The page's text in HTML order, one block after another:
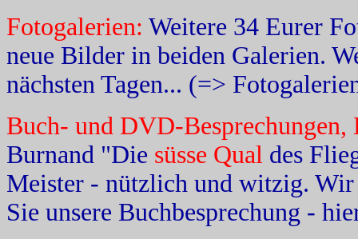
Fotogalerien: Weitere 34 Eurer
neue Bilder in beiden Galerien.
nächsten Tagen... (=>
Buch- und DVD-Besprechungen,
Burnand "Die süsse Qual des
Meister - nützlich und witzig. Wir
Sie unsere Buchbesprechung -